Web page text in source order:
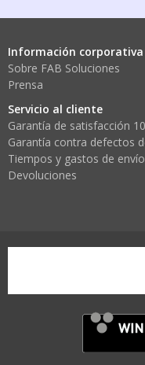
Información corporativa
Sobre FAB Soluciones
Prensa
Servicio al cliente
Garantía de satisfacción
Garantía contra defectos
Tiempos y gastos de envío
Devoluciones
wine-in-